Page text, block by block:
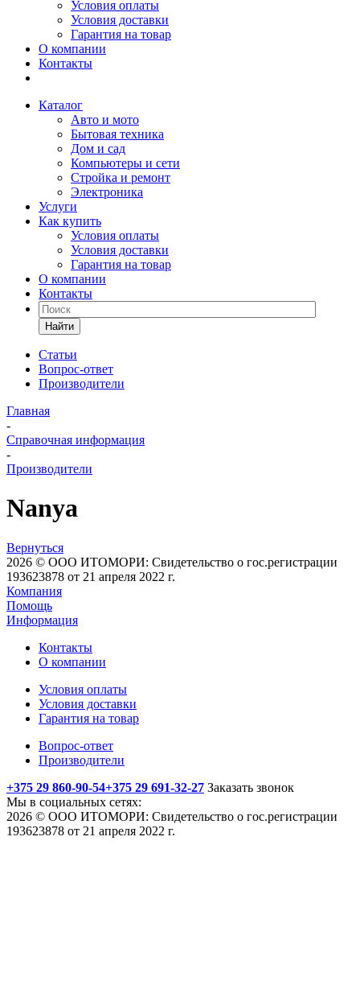
Условия оплаты
Условия доставки
Гарантия на товар
О компании
Контакты
Каталог
Авто и мото
Бытовая техника
Дом и сад
Компьютеры и сети
Стройка и ремонт
Электроника
Услуги
Как купить
Условия оплаты
Условия доставки
Гарантия на товар
О компании
Контакты
Найти
Статьи
Вопрос-ответ
Производители
Главная
-
Справочная информация
-
Производители
Nanya
Вернуться
2026 © ООО ИТОМОРИ: Свидетельство о гос.регистрации
193623878 от 21 апреля 2022 г.
Компания
Помощь
Информация
Контакты
О компании
Условия оплаты
Условия доставки
Гарантия на товар
Вопрос-ответ
Производители
+375 29 860-90-54+375 29 691-32-27 Заказать звонок
Мы в социальных сетях:
2026 © ООО ИТОМОРИ: Свидетельство о гос.регистрации
193623878 от 21 апреля 2022 г.